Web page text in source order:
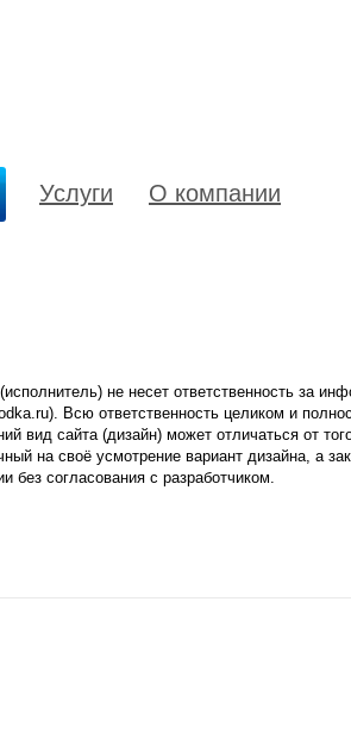
Услуги О компании
не несет ответственность за
Всю ответственность целиком и
вид сайта (дизайн) может отличаться от
на своё усмотрение вариант дизайна, а
без согласования с разработчиком.